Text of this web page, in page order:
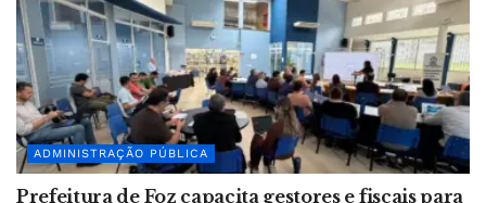
ADMINISTRAÇÃO PÚBLICA
Prefeitura de Foz capacita gestores e fiscais para